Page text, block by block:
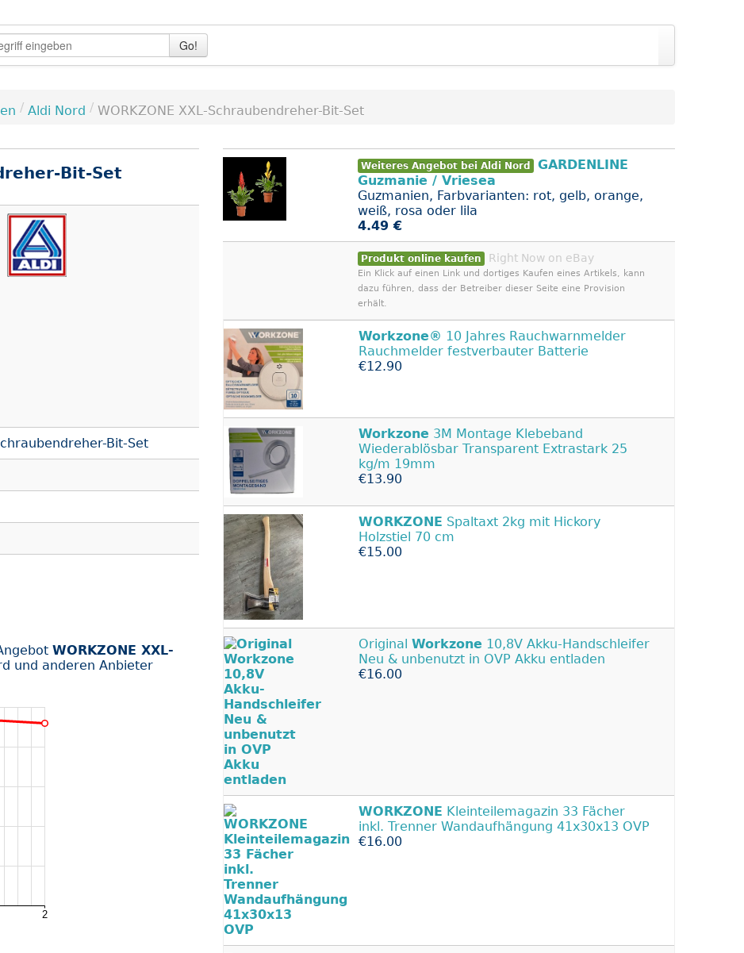
Go!
/ Aldi Nord / WORKZONE XXL-Schraubendreher-Bit-Set
Bit-Set
Bit-Set
WORKZONE XXL-
und anderen Anbieter
Weiteres Angebot bei Aldi Nord
GARDENLINE
Guzmanie / Vriesea
Guzmanien, Farbvarianten: rot, gelb, orange,
weiß, rosa oder lila
4.49 €
Produkt online kaufen Right Now on eBay
Ein Klick auf einen Link und dortiges Kaufen eines Artikels, kann
dazu führen, dass der Betreiber dieser Seite eine Provision
erhält.
Workzone® 10 Jahres Rauchwarnmelder
Rauchmelder festverbauter Batterie
€12.90
Workzone 3M Montage Klebeband
Wiederablösbar Transparent Extrastark 25
kg/m 19mm
€13.90
WORKZONE Spaltaxt 2kg mit Hickory
Holzstiel 70 cm
€15.00
Original Workzone 10,8V Akku-Handschleifer
Neu & unbenutzt in OVP Akku entladen
€16.00
WORKZONE Kleinteilemagazin 33 Fächer
inkl. Trenner Wandaufhängung 41x30x13 OVP
€16.00